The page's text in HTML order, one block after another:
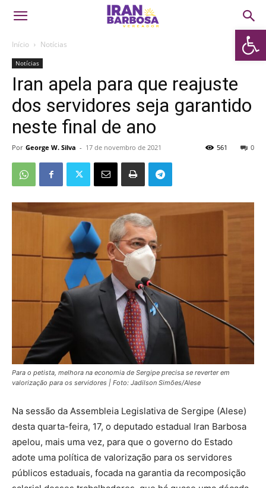
Abrir
Início Notícias
Notícias
Iran apela para que reajuste
dos servidores seja garantido
neste final de ano
Por George W. Silva - 17 de novembro de 2021 0
561
Para o petista, melhora na economia de Sergipe precisa se reverter em
valorização para os servidores | Foto: Jadilson Simões/Alese
Na sessão da Assembleia Legislativa de Sergipe (Alese)
desta quarta-feira, 17, o deputado estadual Iran Barbosa
apelou, mais uma vez, para que o governo do Estado
adote uma política de valorização para os servidores
públicos estaduais, focada na garantia da recomposição